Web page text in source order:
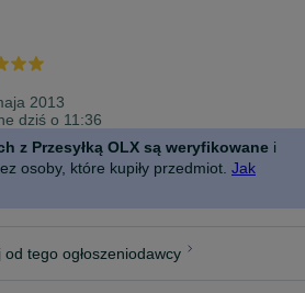
2013
dziś o 11:36
z Przesyłką OLX są weryfikowane i
osoby, które kupiły przedmiot. Jak
od tego ogłoszeniodawcy